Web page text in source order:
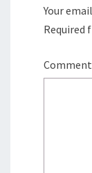
Your
Required
Comment